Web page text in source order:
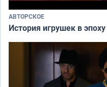
АВТОРСКОЕ
История игрушек в